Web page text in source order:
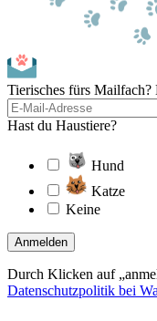
Tierisches fürs Mailfach?
Hast du Haustiere?
Hund
Katze
Keine
Anmelden
Durch Klicken auf
Datenschutzpolitik bei